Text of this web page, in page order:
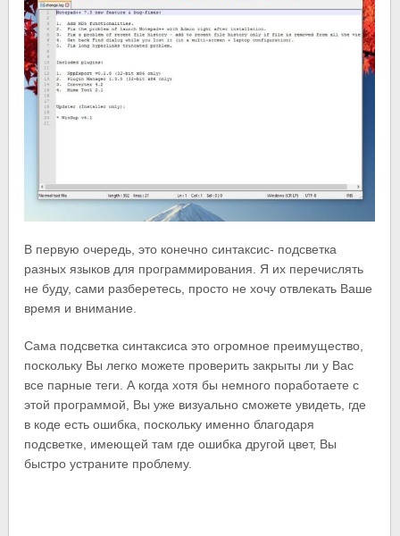
В первую очередь, это конечно синтаксис- подсветка
разных языков для программирования. Я их перечислять
не буду, сами разберетесь, просто не хочу отвлекать Ваше
время и внимание.
Сама подсветка синтаксиса это огромное преимущество,
поскольку Вы легко можете проверить закрыты ли у Вас
все парные теги. А когда хотя бы немного поработаете с
этой программой, Вы уже визуально сможете увидеть, где
в коде есть ошибка, поскольку именно благодаря
подсветке, имеющей там где ошибка другой цвет, Вы
быстро устраните проблему.